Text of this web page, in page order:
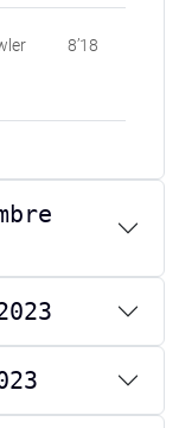
8’18